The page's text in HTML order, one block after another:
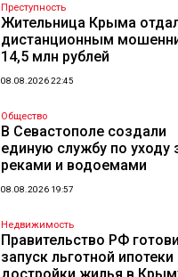
Преступность
Жительница Крыма
дистанционным
14,5 млн рублей
08.08.2026 22:45
Общество
В Севастополе создали
единую службу по уходу
реками и водоемами
08.08.2026 19:57
Недвижимость
Правительство РФ
запуск льготной ипотеки